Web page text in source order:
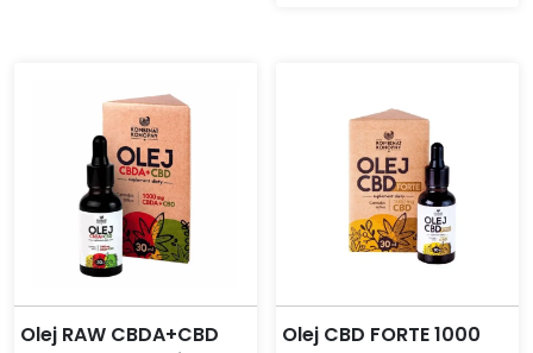
Olej RAW CBDA+CBD
Olej CBD FORTE 1000